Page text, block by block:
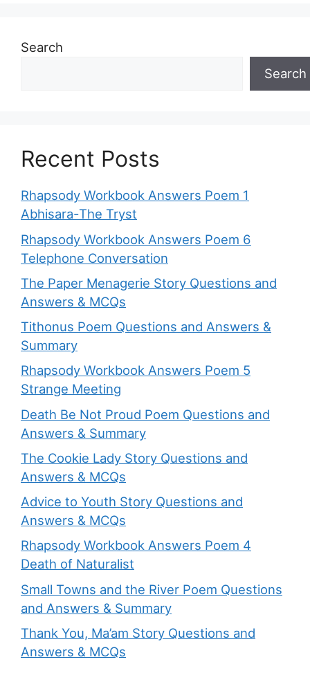
Search
Search
Recent Posts
Rhapsody Workbook Answers Poem 1
Abhisara-The Tryst
Rhapsody Workbook Answers Poem 6
Telephone Conversation
The Paper Menagerie Story Questions and
Answers & MCQs
Tithonus Poem Questions and Answers &
Summary
Rhapsody Workbook Answers Poem 5
Strange Meeting
Death Be Not Proud Poem Questions and
Answers & Summary
The Cookie Lady Story Questions and
Answers & MCQs
Advice to Youth Story Questions and
Answers & MCQs
Rhapsody Workbook Answers Poem 4
Death of Naturalist
Small Towns and the River Poem Questions
and Answers & Summary
Thank You, Ma’am Story Questions and
Answers & MCQs